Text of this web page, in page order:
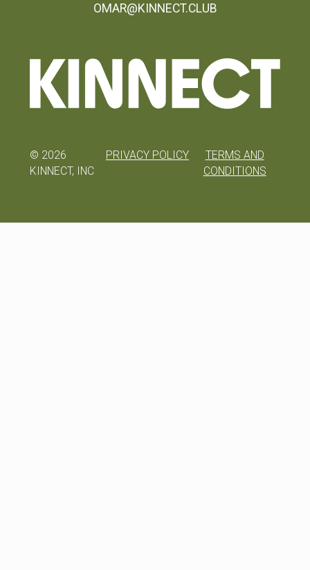
OMAR@KINNECT.CLUB
© 2026
KINNECT, INC
PRIVACY POLICY
TERMS AND
CONDITIONS